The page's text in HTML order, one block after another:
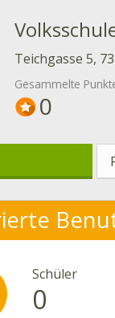
Teichgasse 5,
Gesammelte
0
Schüler
0